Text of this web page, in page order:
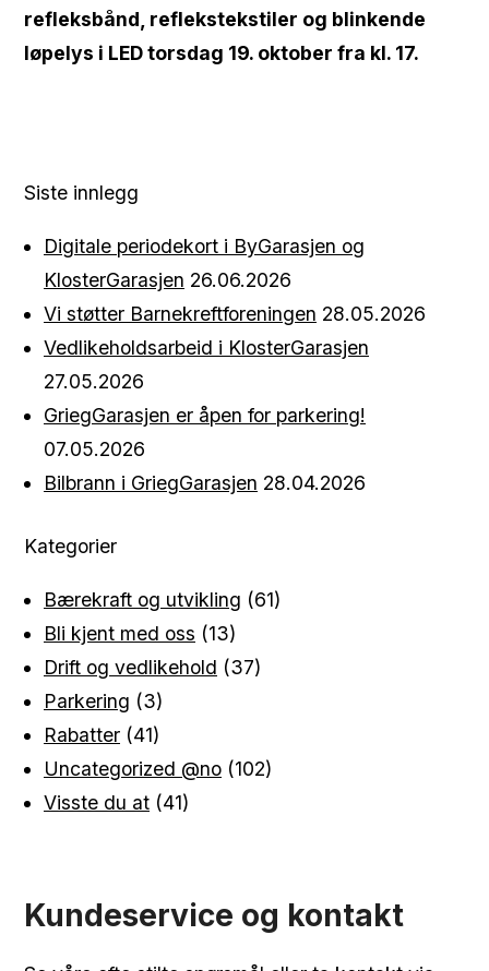
refleksbånd, reflekstekstiler og blinkende
løpelys i LED torsdag 19. oktober fra kl. 17.
Siste innlegg
Digitale periodekort i ByGarasjen og
KlosterGarasjen 26.06.2026
Vi støtter Barnekreftforeningen 28.05.2026
Vedlikeholdsarbeid i KlosterGarasjen
27.05.2026
GriegGarasjen er åpen for parkering!
07.05.2026
Bilbrann i GriegGarasjen 28.04.2026
Kategorier
Bærekraft og utvikling (61)
Bli kjent med oss (13)
Drift og vedlikehold (37)
Parkering (3)
Rabatter (41)
Uncategorized @no (102)
Visste du at (41)
Kundeservice og kontakt